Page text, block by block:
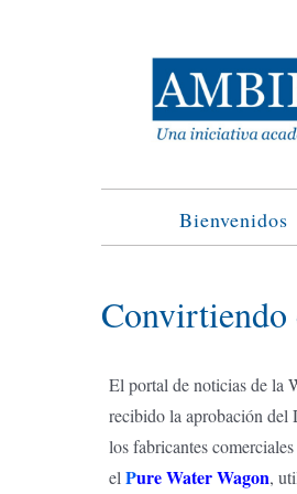
Bienvenidos
Convirtiendo
El portal de noticias de la
recibido la aprobación del
los fabricantes
el Pure Water Wagon,